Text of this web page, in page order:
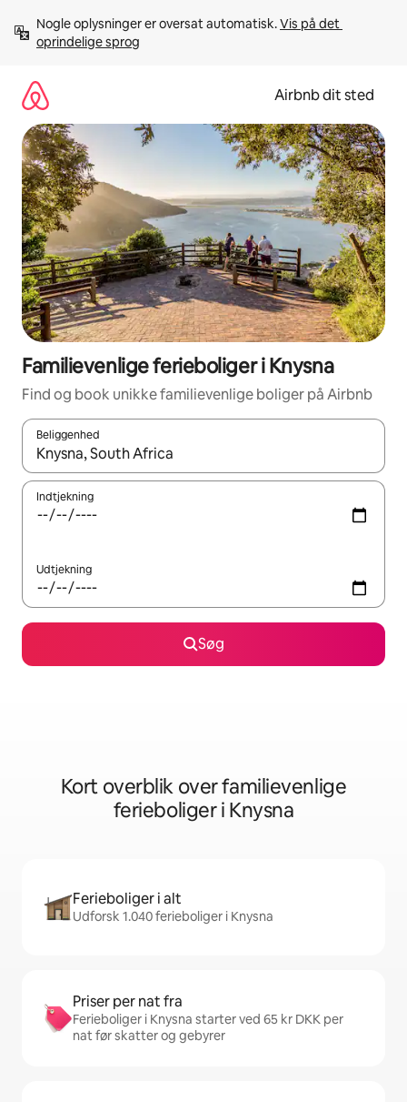
videre
Nogle oplysninger er oversat automatisk. Vis på det
oprindelige sprog
Airbnb dit sted
Familievenlige ferieboliger i Knysna
Find og book unikke familievenlige boliger på Airbnb
Beliggenhed
Når resultaterne er tilgængelige, skal du navigere med
Indtjekning
Udtjekning
Søg
Kort overblik over familievenlige
ferieboliger i Knysna
Ferieboliger i alt
Udforsk 1.040 ferieboliger i Knysna
Priser per nat fra
Ferieboliger i Knysna starter ved 65 kr DKK per
nat før skatter og gebyrer